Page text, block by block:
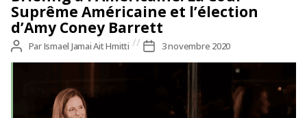
Suprême Américaine et l’élection
d’Amy Coney Barrett
Auteur
de
ParIsmael Jamai Ait Hmitti
Date
de
3 novembre 2020